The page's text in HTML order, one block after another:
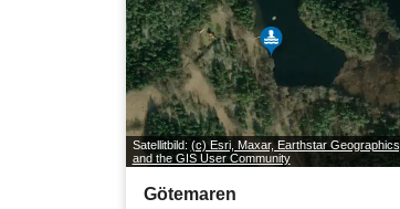
Satellitbild: (c) Esri, Maxar, Earthstar Geographics,
and the GIS User Community
Götemaren